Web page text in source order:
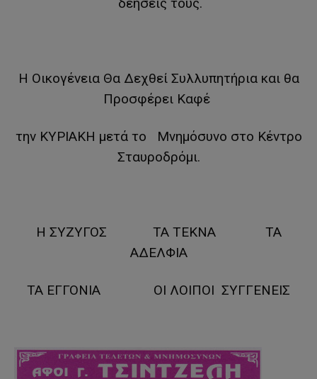
Η Οικογένεια Θα Δεχθεί Συλλυπητήρια και θα
Προσφέρει Καφέ
την ΚΥΡΙΑΚΗ μετά το Μνημόσυνο στο Κέντρο
Σταυροδρόμι.
Η ΣΥΖΥΓΟΣ ΤΑ ΤΕΚΝΑ ΤΑ
ΑΔΕΛΦΙΑ
ΤΑ ΕΓΓΟΝΙΑ ΟΙ ΛΟΙΠΟΙ ΣΥΓΓΕΝΕΙΣ